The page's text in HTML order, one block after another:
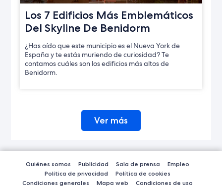
Los 7 Edificios Más Emblemáticos
Del Skyline De Benidorm
¿Has oído que este municipio es el Nueva York de
España y te estás muriendo de curiosidad? Te
contamos cuáles son los edificios más altos de
Benidorm.
Ver más
Quiénes somos Publicidad Sala de prensa
Empleo
Política de privacidad
Política de cookies
Condiciones generales
Mapa web Condiciones de uso